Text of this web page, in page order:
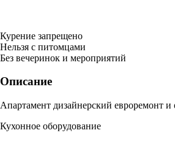
Курение запрещено
Нельзя с питомцами
Без вечеринок и мероприятий
Описание
Апартамент дизайнерский евроремонт и
Кухонное оборудование